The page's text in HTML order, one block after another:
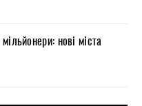
нові міста